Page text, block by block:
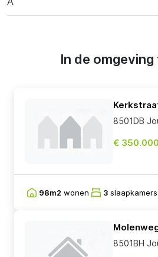
In de
8501DB
€ 350.000
98m2 wonen 3 slaapkamers
8501BH